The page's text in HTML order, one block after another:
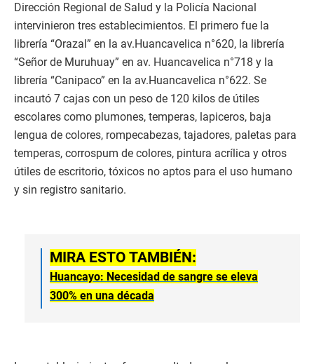
Dirección Regional de Salud y la Policía Nacional
intervinieron tres establecimientos. El primero fue la
librería “Orazal” en la av.Huancavelica n°620, la librería
“Señor de Muruhuay” en av. Huancavelica n°718 y la
librería “Canipaco” en la av.Huancavelica n°622. Se
incautó 7 cajas con un peso de 120 kilos de útiles
escolares como plumones, temperas, lapiceros, baja
lengua de colores, rompecabezas, tajadores, paletas para
temperas, corrospum de colores, pintura acrílica y otros
útiles de escritorio, tóxicos no aptos para el uso humano
y sin registro sanitario.
MIRA ESTO TAMBIÉN:
Huancayo: Necesidad de sangre se eleva
300% en una década